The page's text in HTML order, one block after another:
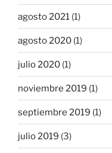
agosto 2021 (1)
agosto 2020 (1)
julio 2020 (1)
noviembre 2019 (1)
septiembre 2019 (1)
julio 2019 (3)